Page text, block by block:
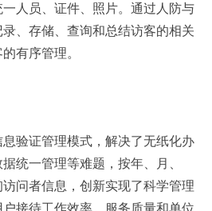
人员、证件、照片。通过人防与
、存储、查询和总结访客的相关
有序管理。
验证管理模式，解决了无纸化办
统一管理等难题，按年、月、
问者信息，创新实现了科学管理
接待工作效率、服务质量和单位